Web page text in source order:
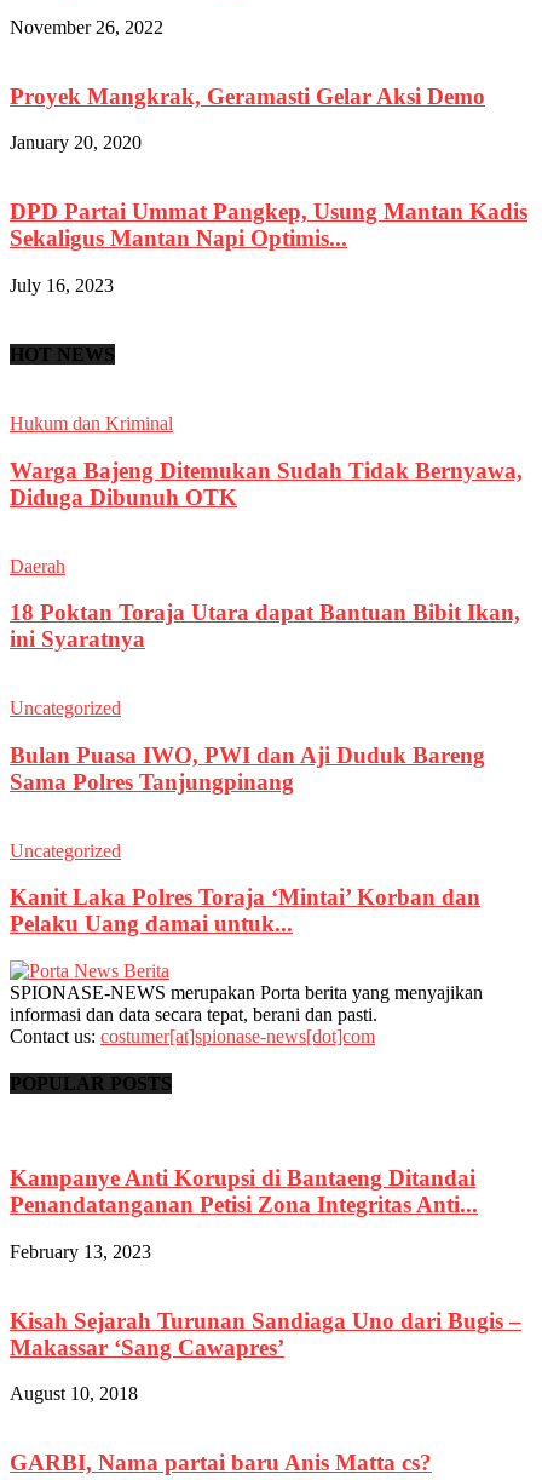
November 26, 2022
Proyek Mangkrak, Geramasti Gelar Aksi Demo
January 20, 2020
DPD Partai Ummat Pangkep, Usung Mantan Kadis
Sekaligus Mantan Napi Optimis...
July 16, 2023
HOT NEWS
Hukum dan Kriminal
Warga Bajeng Ditemukan Sudah Tidak Bernyawa,
Diduga Dibunuh OTK
Daerah
18 Poktan Toraja Utara dapat Bantuan Bibit Ikan,
ini Syaratnya
Uncategorized
Bulan Puasa IWO, PWI dan Aji Duduk Bareng
Sama Polres Tanjungpinang
Uncategorized
Kanit Laka Polres Toraja ‘Mintai’ Korban dan
Pelaku Uang damai untuk...
SPIONASE-NEWS merupakan Porta berita yang menyajikan
informasi dan data secara tepat, berani dan pasti.
Contact us: costumer[at]spionase-news[dot]com
POPULAR POSTS
Kampanye Anti Korupsi di Bantaeng Ditandai
Penandatanganan Petisi Zona Integritas Anti...
February 13, 2023
Kisah Sejarah Turunan Sandiaga Uno dari Bugis –
Makassar ‘Sang Cawapres’
August 10, 2018
GARBI, Nama partai baru Anis Matta cs?